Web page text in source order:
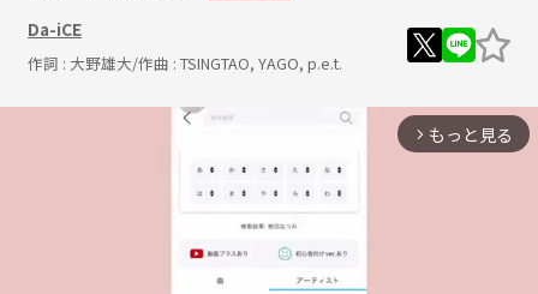
Da-iCE
作詞 : 大野雄大/作曲 : TSINGTAO, YAGO, p.e.t.
arrow_forward_ios もっと見る